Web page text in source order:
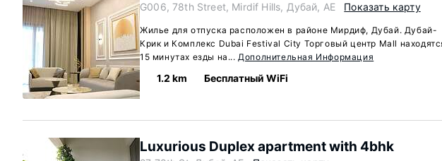
G006, 78th Street, Mirdif Hills, Дубай, AE Показать карту
Жилье для отпуска расположен в районе Мирдиф, Дубай. Дубай-
Крик и Комплекс Dubai Festival City Торговый центр Mall
15 минутах езды на...Дополнительная Информация
1.2 km Бесплатный WiFi
Luxurious Duplex apartment with 4bhk